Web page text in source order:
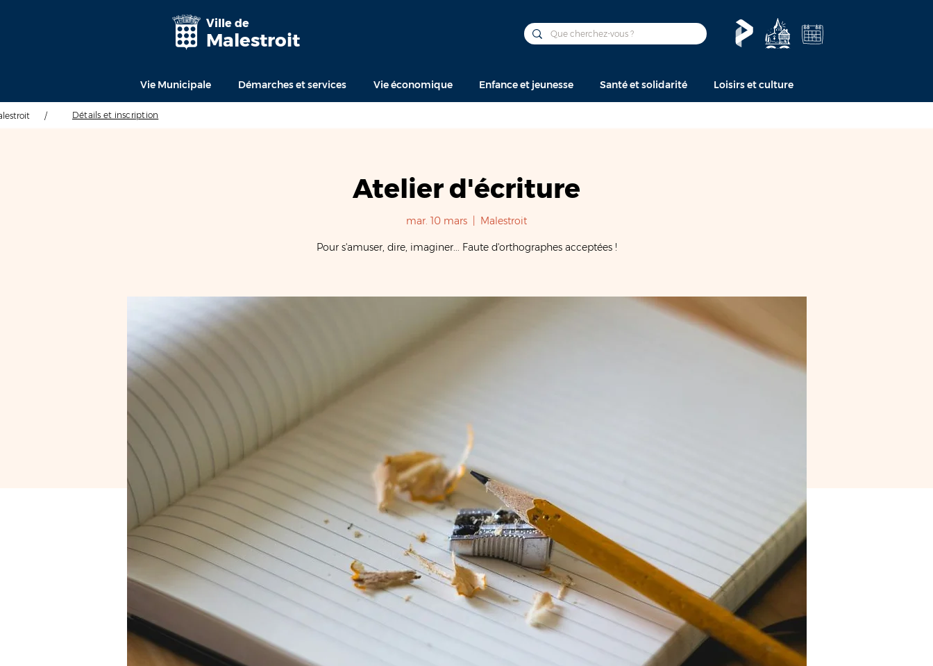
Ville de
Malestroit
Vie Municipale Démarches et services Vie économique Enfance et jeunesse Santé et solidarité Loisirs et culture
/ Détails et inscription
Atelier d'écriture
mar. 10 mars Malestroit
Pour s'amuser, dire, imaginer... Faute d'orthographes acceptées !